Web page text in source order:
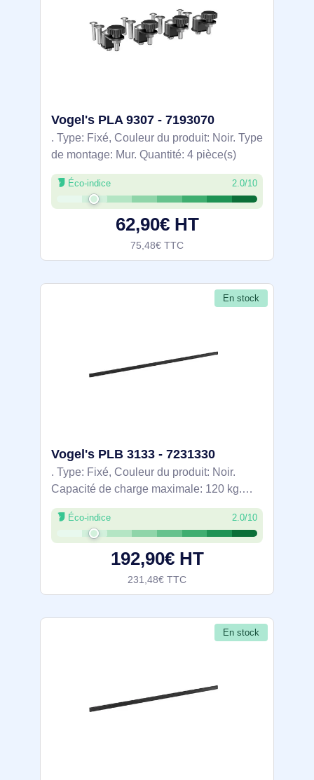
Vogel's PLA 9307 - 7193070
. Type: Fixé, Couleur du produit: Noir. Type
de montage: Mur. Quantité: 4 pièce(s)
Éco-indice 2.0/10
62,90€ HT
75,48€ TTC
En stock
Vogel's PLB 3133 - 7231330
. Type: Fixé, Couleur du produit: Noir.
Capacité de charge maximale: 120 kg.
Largeur: 3300 mm. Quantité: 1 pièce(s)
Éco-indice 2.0/10
192,90€ HT
231,48€ TTC
En stock